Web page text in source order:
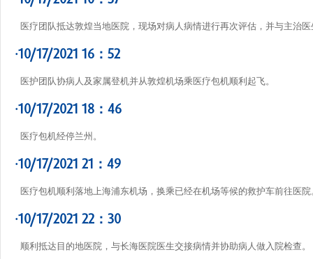
医疗团队抵达敦煌当地医院，现场对病人病情进行再次评估，并与主治
·10/17/2021 16：52
医护团队协病人及家属登机并从敦煌机场乘医疗包机顺利起飞。
·10/17/2021 18：46
医疗包机经停兰州。
·10/17/2021 21：49
医疗包机顺利落地上海浦东机场，换乘已经在机场等候的救护车前往医院
·10/17/2021 22：30
顺利抵达目的地医院，与长海医院医生交接病情并协助病人做入院检查。